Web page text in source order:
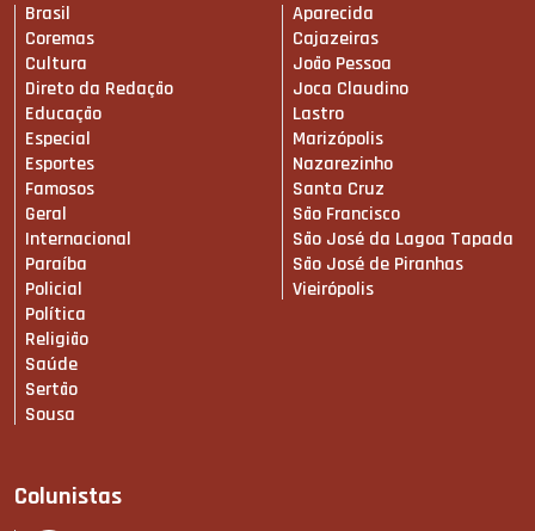
Brasil
Coremas
Cultura
Direto da Redação
Educação
Especial
Esportes
Famosos
Geral
Internacional
Paraíba
Policial
Política
Religião
Saúde
Sertão
Sousa
Aparecida
Cajazeiras
João Pessoa
Joca Claudino
Lastro
Marizópolis
Nazarezinho
Santa Cruz
São Francisco
São José da Lagoa Tapada
São José de Piranhas
Vieirópolis
Colunistas